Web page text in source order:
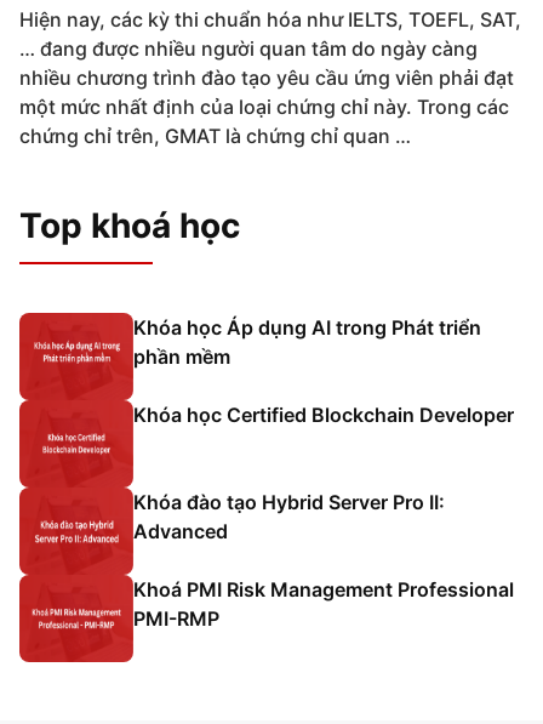
Hiện nay, các kỳ thi chuẩn hóa như IELTS, TOEFL, SAT,
… đang được nhiều người quan tâm do ngày càng
nhiều chương trình đào tạo yêu cầu ứng viên phải đạt
một mức nhất định của loại chứng chỉ này. Trong các
chứng chỉ trên, GMAT là chứng chỉ quan …
Top khoá học
Khóa học Áp dụng AI trong Phát triển
phần mềm
Khóa học Certified Blockchain Developer
Khóa đào tạo Hybrid Server Pro II:
Advanced
Khoá PMI Risk Management Professional
PMI-RMP